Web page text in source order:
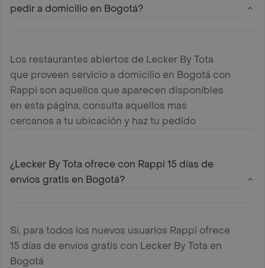
pedir a domicilio en Bogotá?
Los restaurantes abiertos de Lecker By Tota
que proveen servicio a domicilio en Bogotá con
Rappi son aquellos que aparecen disponibles
en esta página, consulta aquellos mas
cercanos a tu ubicación y haz tu pedido
¿Lecker By Tota ofrece con Rappi 15 días de
envíos gratis en Bogotá?
Sí, para todos los nuevos usuarios Rappi ofrece
15 días de envíos gratis con Lecker By Tota en
Bogotá